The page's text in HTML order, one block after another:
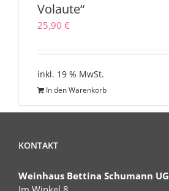
Volaute“
25,90 €
inkl. 19 % MwSt.
In den Warenkorb
KONTAKT
Weinhaus Bettina Schumann UG